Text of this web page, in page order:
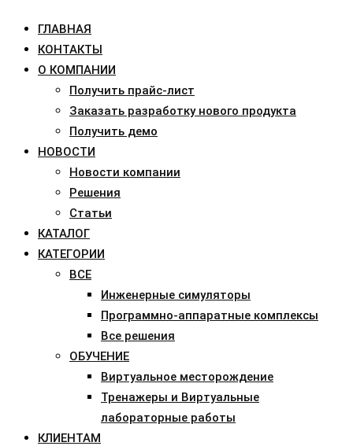
ГЛАВНАЯ
КОНТАКТЫ
О КОМПАНИИ
Получить прайс-лист
Заказать разработку нового продукта
Получить демо
НОВОСТИ
Новости компании
Решения
Статьи
КАТАЛОГ
КАТЕГОРИИ
ВСЕ
Инженерные симуляторы
Программно-аппаратные комплексы
Все решения
ОБУЧЕНИЕ
Виртуальное месторождение
Тренажеры и Виртуальные
лабораторные работы
КЛИЕНТАМ